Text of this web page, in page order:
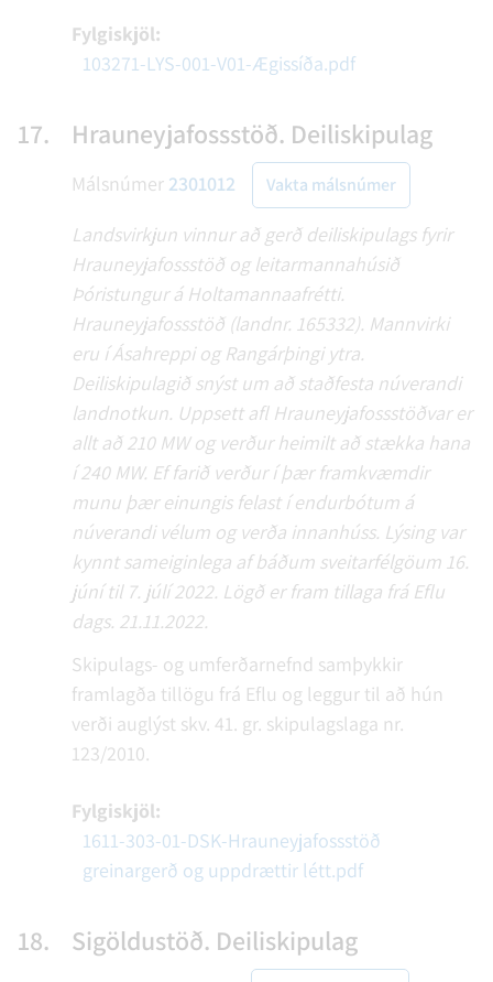
Fylgiskjöl:
103271-LYS-001-V01-Ægissíða.pdf
17. Hrauneyjafossstöð. Deiliskipulag
Málsnúmer 2301012 Vakta málsnúmer
Landsvirkjun vinnur að gerð deiliskipulags fyrir
Hrauneyjafossstöð og leitarmannahúsið
Þóristungur á Holtamannaafrétti.
Hrauneyjafossstöð (landnr. 165332). Mannvirki
eru í Ásahreppi og Rangárþingi ytra.
Deiliskipulagið snýst um að staðfesta núverandi
landnotkun. Uppsett afl Hrauneyjafossstöðvar er
allt að 210 MW og verður heimilt að stækka hana
í 240 MW. Ef farið verður í þær framkvæmdir
munu þær einungis felast í endurbótum á
núverandi vélum og verða innanhúss. Lýsing var
kynnt sameiginlega af báðum sveitarfélgöum 16.
júní til 7. júlí 2022. Lögð er fram tillaga frá Eflu
dags. 21.11.2022.
Skipulags- og umferðarnefnd samþykkir
framlagða tillögu frá Eflu og leggur til að hún
verði auglýst skv. 41. gr. skipulagslaga nr.
123/2010.
Fylgiskjöl:
1611-303-01-DSK-Hrauneyjafossstöð
greinargerð og uppdrættir létt.pdf
18. Sigöldustöð. Deiliskipulag